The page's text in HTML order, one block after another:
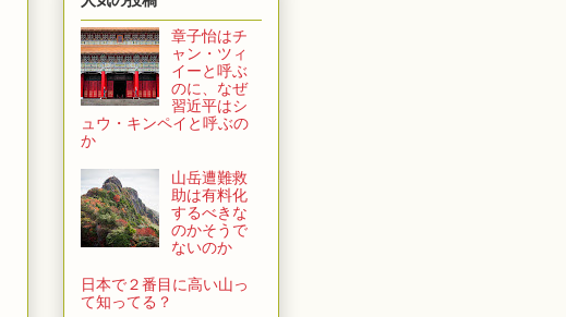
章子怡はチ
ャン・ツィ
イーと呼ぶ
のに、なぜ
習近平はシ
ュウ・キンペイと呼ぶの
か
山岳遭難救
助は有料化
するべきな
のかそうで
ないのか
日本で２番目に高い山っ
て知ってる？